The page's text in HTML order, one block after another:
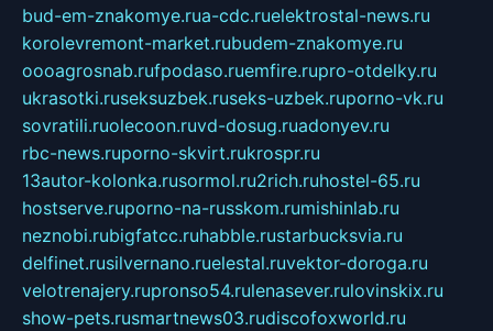
bud-em-znakomye.rua-cdc.ruelektrostal-news.ru
korolevremont-market.rubudem-znakomye.ru
oooagrosnab.rufpodaso.ruemfire.rupro-otdelky.ru
ukrasotki.ruseksuzbek.ruseks-uzbek.ruporno-vk.ru
sovratili.ruolecoon.ruvd-dosug.ruadonyev.ru
rbc-news.ruporno-skvirt.rukrospr.ru
13autor-kolonka.rusormol.ru2rich.ruhostel-65.ru
hostserve.ruporno-na-russkom.rumishinlab.ru
neznobi.rubigfatcc.ruhabble.rustarbucksvia.ru
delfinet.rusilvernano.ruelestal.ruvektor-doroga.ru
velotrenajery.rupronso54.rulenasever.rulovinskix.ru
show-pets.rusmartnews03.rudiscofoxworld.ru